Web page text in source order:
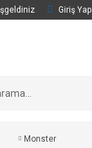
Giriş Yap
Monster